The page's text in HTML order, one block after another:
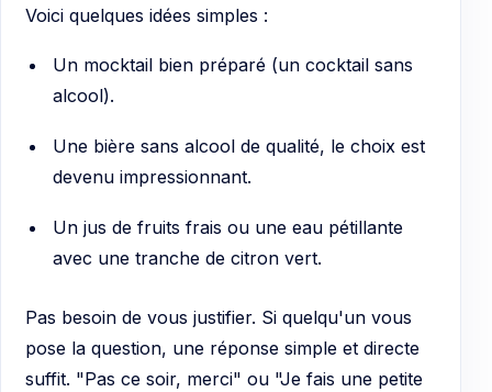
Voici quelques idées simples :
Un mocktail bien préparé (un cocktail sans
alcool).
Une bière sans alcool de qualité, le choix est
devenu impressionnant.
Un jus de fruits frais ou une eau pétillante
avec une tranche de citron vert.
Pas besoin de vous justifier. Si quelqu'un vous
pose la question, une réponse simple et directe
suffit. "Pas ce soir, merci" ou "Je fais une petite